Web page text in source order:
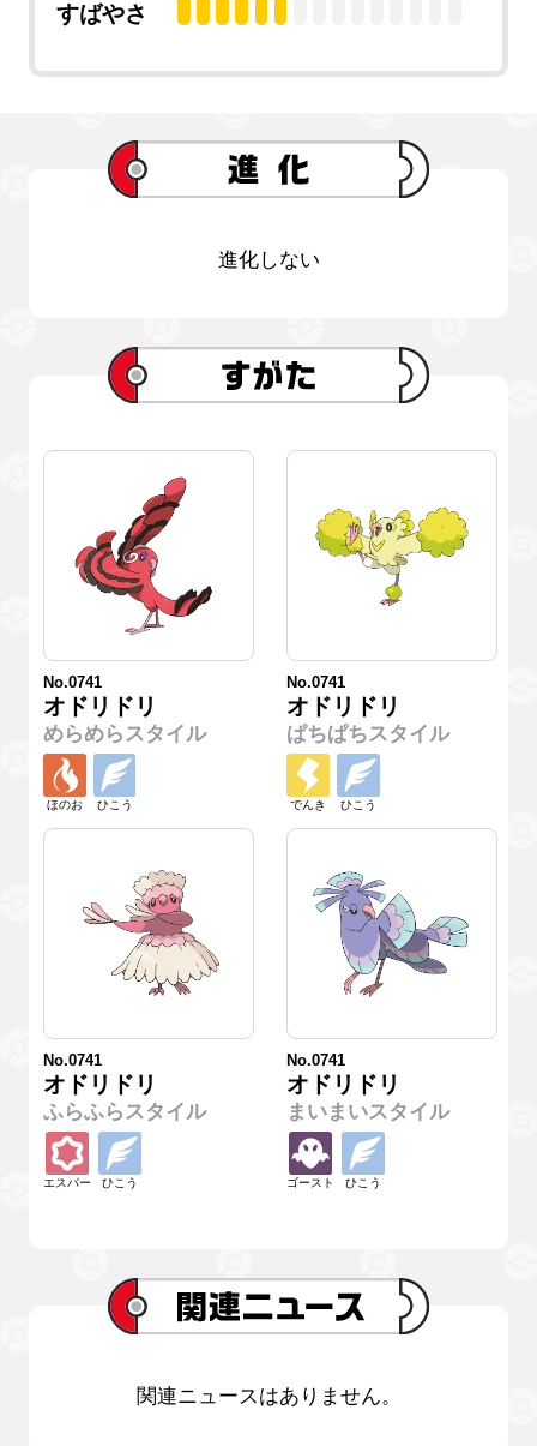
すばやさ
進化しない
No.0741
オドリドリ
めらめらスタイル
ほのお ひこう
No.0741
オドリドリ
ぱちぱちスタイル
でんき ひこう
No.0741
オドリドリ
ふらふらスタイル
エスパー ひこう
No.0741
オドリドリ
まいまいスタイル
ゴースト ひこう
関連ニュースはありません。